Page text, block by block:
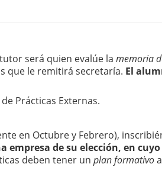
será quien evalúe la memoria
que le remitirá secretaría. El
Prácticas Externas.
en Octubre y Febrero),
de su elección, en
deben tener un plan formativo